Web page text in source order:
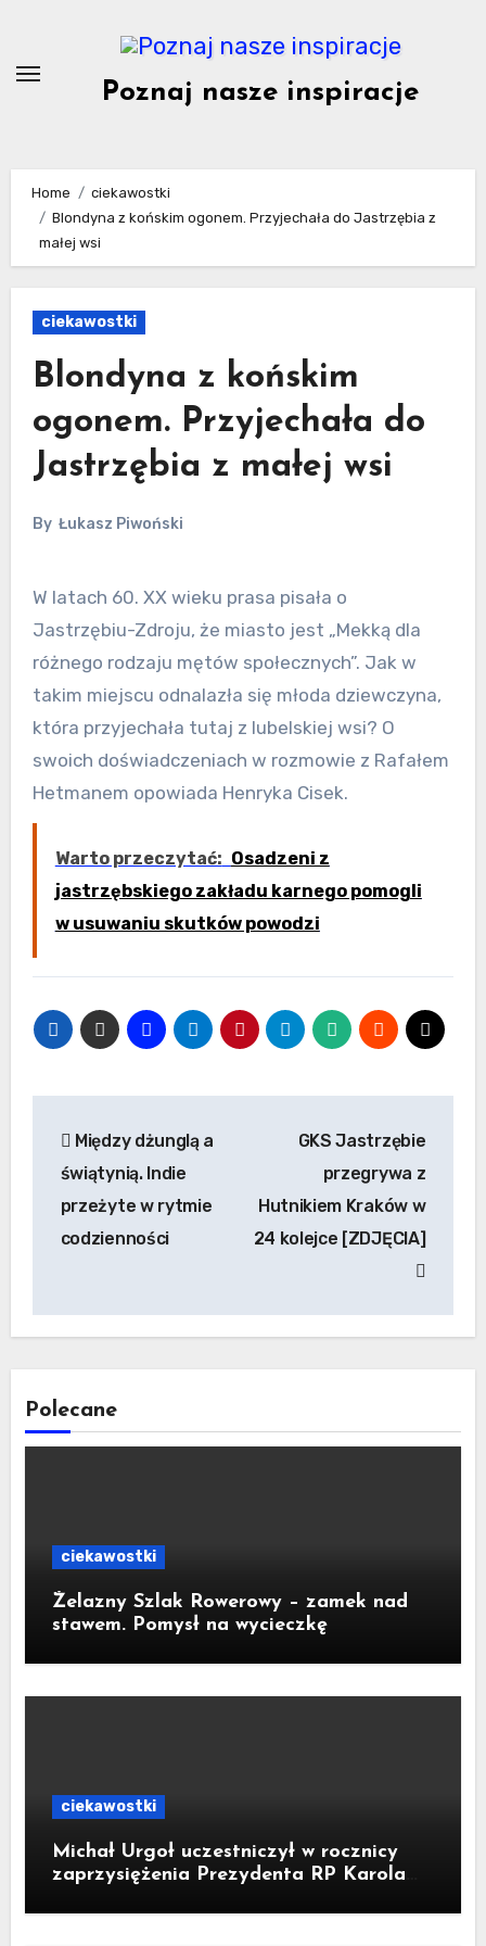
content
Poznaj nasze inspiracje
Home
ciekawostki
Blondyna z końskim ogonem. Przyjechała do Jastrzębia z
małej wsi
ciekawostki
Blondyna z końskim
ogonem. Przyjechała do
Jastrzębia z małej wsi
By Łukasz Piwoński
W latach 60. XX wieku prasa pisała o
Jastrzębiu-Zdroju, że miasto jest „Mekką dla
różnego rodzaju mętów społecznych”. Jak w
takim miejscu odnalazła się młoda dziewczyna,
która przyjechała tutaj z lubelskiej wsi? O
swoich doświadczeniach w rozmowie z Rafałem
Hetmanem opowiada Henryka Cisek.
Warto przeczytać: Osadzeni z
jastrzębskiego zakładu karnego pomogli
w usuwaniu skutków powodzi
wpisu
Między dżunglą a
świątynią. Indie
przeżyte w rytmie
codzienności
GKS Jastrzębie
przegrywa z
Hutnikiem Kraków w
24 kolejce [ZDJĘCIA]
Polecane
ciekawostki
Żelazny Szlak Rowerowy – zamek nad
stawem. Pomysł na wycieczkę
ciekawostki
Michał Urgoł uczestniczył w rocznicy
zaprzysiężenia Prezydenta RP Karola